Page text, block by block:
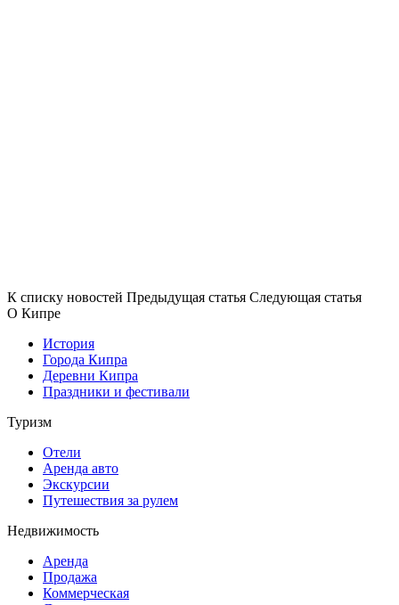
К списку новостей Предыдущая статья Следующая статья
О Кипре
История
Города Кипра
Деревни Кипра
Праздники и фестивали
Туризм
Отели
Аренда авто
Экскурсии
Путешествия за рулем
Недвижимость
Аренда
Продажа
Коммерческая